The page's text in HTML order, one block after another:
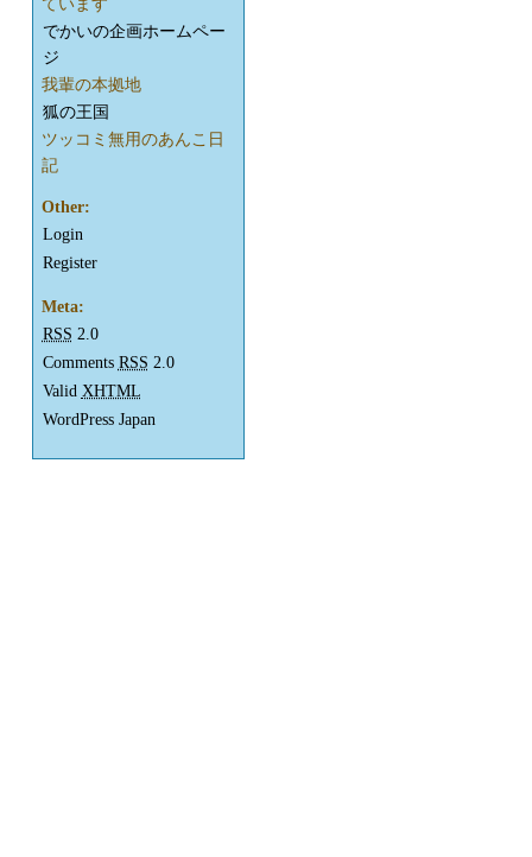
ています
でかいの企画ホームペー
ジ
我輩の本拠地
狐の王国
ツッコミ無用のあんこ日
記
Other:
Login
Register
Meta:
RSS 2.0
Comments RSS 2.0
Valid XHTML
WordPress Japan